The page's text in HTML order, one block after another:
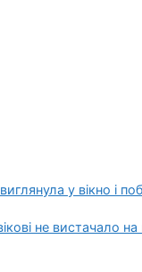
у вікно і
не вистачало